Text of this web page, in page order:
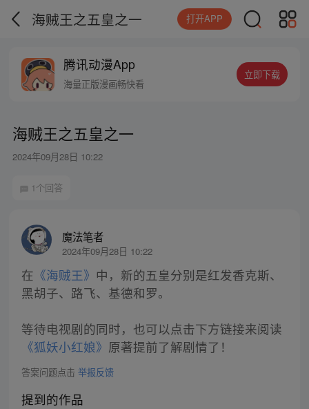
海贼王之五皇之一 打开APP
腾讯动漫App
海量正版漫画畅快看
立即下载
海贼王之五皇之一
2024年09月28日 10:22
1个回答
魔法笔者
2024年09月28日 10:22
在 《海贼王》 中，新的五皇分别是红发香克斯、
黑胡子、路飞、基德和罗。
等待电视剧的同时，也可以点击下方链接来阅读
《狐妖小红娘》 原著提前了解剧情了！
答案问题点击 举报反馈
提到的作品